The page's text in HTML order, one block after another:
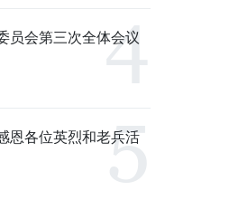
员会第三次全体会议
恩各位英烈和老兵活